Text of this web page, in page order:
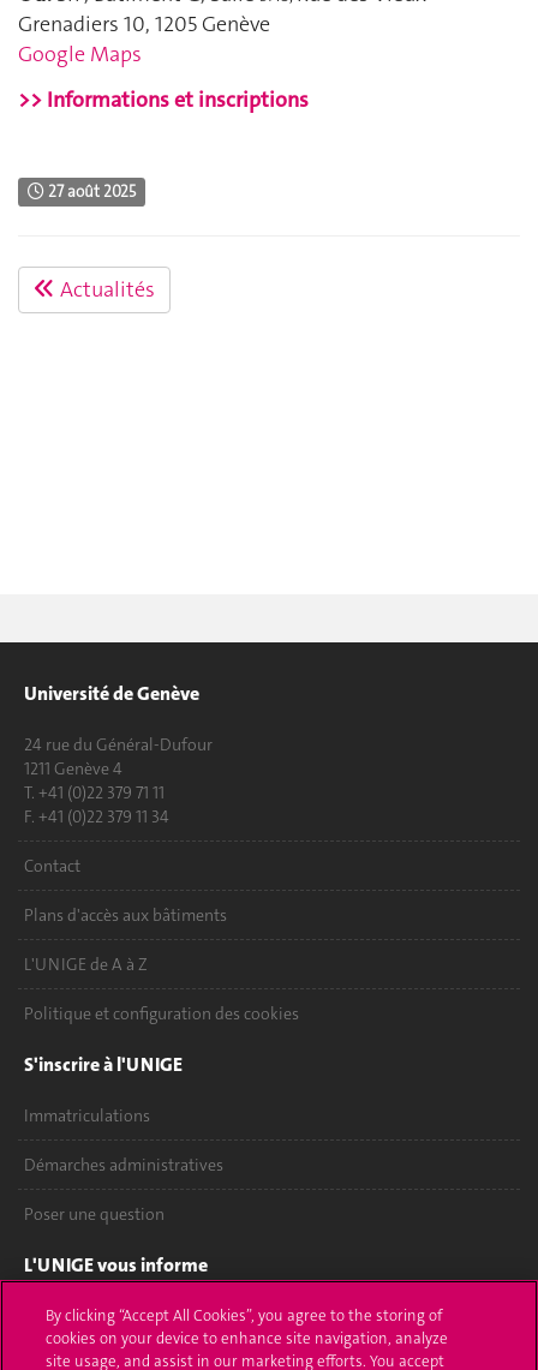
Grenadiers 10, 1205 Genève
Google Maps
>> Informations et inscriptions
27 août 2025
Actualités
Université de Genève
24 rue du Général-Dufour
1211 Genève 4
T. +41 (0)22 379 71 11
F. +41 (0)22 379 11 34
Contact
Plans d'accès aux bâtiments
L'UNIGE de A à Z
Politique et configuration des cookies
S'inscrire à l'UNIGE
Immatriculations
Démarches administratives
Poser une question
L'UNIGE vous informe
UNIGE Mobile
Médias
By clicking “Accept All Cookies”, you agree to the storing of
cookies on your device to enhance site navigation, analyze
site usage, and assist in our marketing efforts. You accept